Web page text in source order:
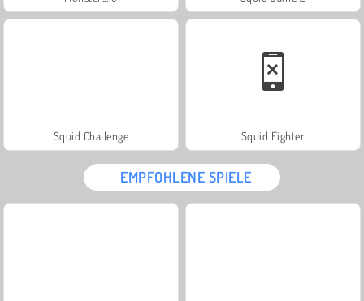
Squid Challenge Squid Fighter
EMPFOHLENE SPIELE